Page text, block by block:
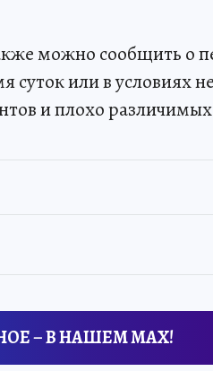
можно сообщить о
суток или в условиях
и плохо
– В НАШЕМ MAX!